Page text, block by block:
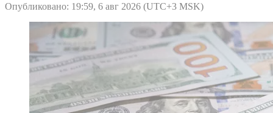
Опубликовано: 19:59, 6 авг 2026 (UTC+3 MSK)